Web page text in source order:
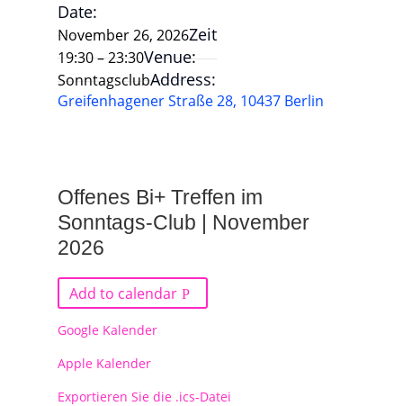
Date:
November 26, 2026Zeit
19:30 – 23:30Venue:
SonntagsclubAddress:
Greifenhagener Straße 28, 10437 Berlin
Offenes Bi+ Treffen im
Sonntags-Club | November
2026
Add to calendar
Google Kalender
Apple Kalender
Exportieren Sie die .ics-Datei